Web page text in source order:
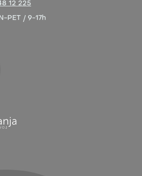
12 225
PET / 9-17h